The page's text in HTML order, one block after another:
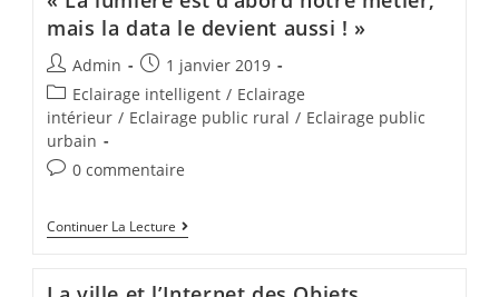
mais la data le devient aussi ! »
Admin
1 janvier 2019
Eclairage intelligent / Eclairage
intérieur / Eclairage public rural / Eclairage public
urbain
0 commentaire
Continuer La Lecture